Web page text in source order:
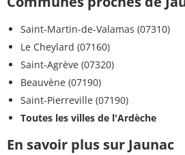
Saint-Martin-de-Valamas (07310)
Le Cheylard (07160)
Saint-Agrève (07320)
Beauvène (07190)
Saint-Pierreville (07190)
Toutes les villes de l'Ardèche
En savoir plus sur Jaunac